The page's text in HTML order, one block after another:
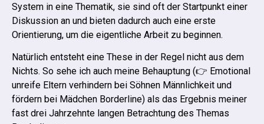
System in eine Thematik, sie sind oft der Startpunkt einer
Diskussion an und bieten dadurch auch eine erste
Orientierung, um die eigentliche Arbeit zu beginnen.
Natürlich entsteht eine These in der Regel nicht aus dem
Nichts. So sehe ich auch meine Behauptung (👉 Emotional
unreife Eltern verhindern bei Söhnen Männlichkeit und
fördern bei Mädchen Borderline) als das Ergebnis meiner
fast drei Jahrzehnte langen Betrachtung des Themas